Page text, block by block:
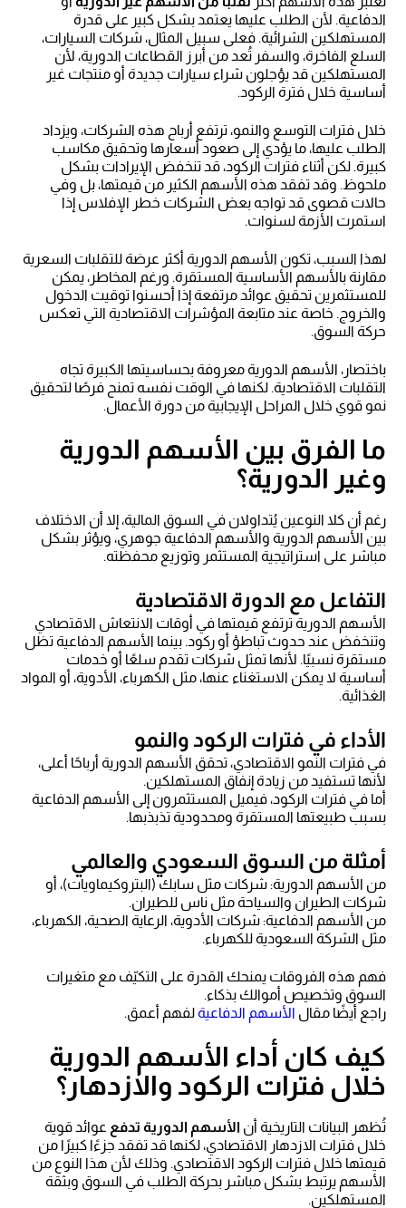
الدفاعية. لأن الطلب عليها يعتمد بشكل كبير على قدرة
المستهلكين الشرائية. فعلى سبيل المثال، شركات السيارات،
السلع الفاخرة، والسفر تُعد من أبرز القطاعات الدورية، لأن
المستهلكين قد يؤجلون شراء سيارات جديدة أو منتجات غير
أساسية خلال فترة الركود.
خلال فترات التوسع والنمو، ترتفع أرباح هذه الشركات، ويزداد
الطلب عليها، ما يؤدي إلى صعود أسعارها وتحقيق مكاسب
كبيرة. لكن أثناء فترات الركود، قد تنخفض الإيرادات بشكل
ملحوظ. وقد تفقد هذه الأسهم الكثير من قيمتها، بل وفي
حالات قصوى قد تواجه بعض الشركات خطر الإفلاس إذا
استمرت الأزمة لسنوات.
لهذا السبب، تكون الأسهم الدورية أكثر عرضة للتقلبات السعرية
مقارنة بالأسهم الأساسية المستقرة. ورغم المخاطر، يمكن
للمستثمرين تحقيق عوائد مرتفعة إذا أحسنوا توقيت الدخول
والخروج. خاصة عند متابعة المؤشرات الاقتصادية التي تعكس
حركة السوق.
باختصار، الأسهم الدورية معروفة بحساسيتها الكبيرة تجاه
التقلبات الاقتصادية. لكنها في الوقت نفسه تمنح فرصًا لتحقيق
نمو قوي خلال المراحل الإيجابية من دورة الأعمال.
ما الفرق بين الأسهم الدورية
وغير الدورية؟
رغم أن كلا النوعين يُتداولان في السوق المالية، إلا أن الاختلاف
بين الأسهم الدورية والأسهم الدفاعية جوهري، ويؤثر بشكل
مباشر على استراتيجية المستثمر وتوزيع محفظته.
التفاعل مع الدورة الاقتصادية
الأسهم الدورية ترتفع قيمتها في أوقات الانتعاش الاقتصادي
وتنخفض عند حدوث تباطؤ أو ركود. بينما الأسهم الدفاعية تظل
مستقرة نسبيًا. لأنها تمثل شركات تقدم سلعًا أو خدمات
أساسية لا يمكن الاستغناء عنها، مثل الكهرباء، الأدوية، أو المواد
الغذائية.
الأداء في فترات الركود والنمو
في فترات النمو الاقتصادي، تحقق الأسهم الدورية أرباحًا أعلى،
لأنها تستفيد من زيادة إنفاق المستهلكين.
أما في فترات الركود، فيميل المستثمرون إلى الأسهم الدفاعية
بسبب طبيعتها المستقرة ومحدودية تذبذبها.
أمثلة من السوق السعودي والعالمي
من الأسهم الدورية: شركات مثل سابك (البتروكيماويات)، أو
شركات الطيران والسياحة مثل ناس للطيران.
من الأسهم الدفاعية: شركات الأدوية، الرعاية الصحية، الكهرباء،
مثل الشركة السعودية للكهرباء.
فهم هذه الفروقات يمنحك القدرة على التكيّف مع متغيرات
السوق وتخصيص أموالك بذكاء.
راجع أيضًا مقال الأسهم الدفاعية لفهم أعمق.
كيف كان أداء الأسهم الدورية
خلال فترات الركود والازدهار؟
تُظهر البيانات التاريخية أن الأسهم الدورية تدفع عوائد قوية
خلال فترات الازدهار الاقتصادي، لكنها قد تفقد جزءًا كبيرًا من
قيمتها خلال فترات الركود الاقتصادي. وذلك لأن هذا النوع من
الأسهم يرتبط بشكل مباشر بحركة الطلب في السوق وبثقة
المستهلكين.